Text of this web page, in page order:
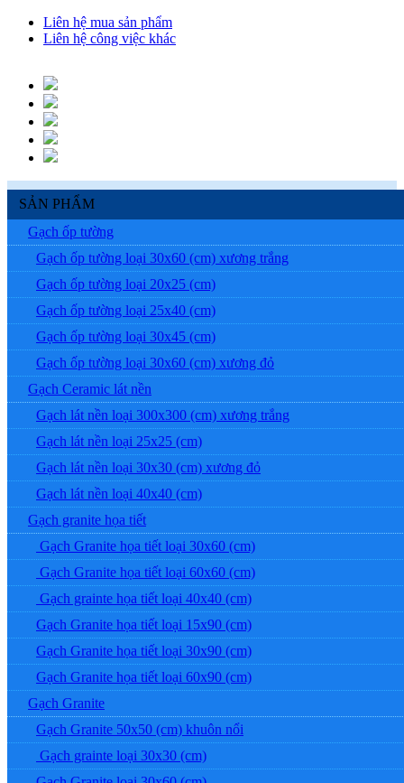
Liên hệ mua sản phẩm
Liên hệ công việc khác
SẢN PHẨM
Gạch ốp tường
Gạch ốp tường loại 30x60 (cm) xương trắng
Gạch ốp tường loại 20x25 (cm)
Gạch ốp tường loại 25x40 (cm)
Gạch ốp tường loại 30x45 (cm)
Gạch ốp tường loại 30x60 (cm) xương đỏ
Gạch Ceramic lát nền
Gạch lát nền loại 300x300 (cm) xương trắng
Gạch lát nền loại 25x25 (cm)
Gạch lát nền loại 30x30 (cm) xương đỏ
Gạch lát nền loại 40x40 (cm)
Gạch granite họa tiết
Gạch Granite họa tiết loại 30x60 (cm)
Gạch Granite họa tiết loại 60x60 (cm)
Gạch grainte họa tiết loại 40x40 (cm)
Gạch Granite họa tiết loại 15x90 (cm)
Gạch Granite họa tiết loại 30x90 (cm)
Gạch Granite họa tiết loại 60x90 (cm)
Gạch Granite
Gạch Granite 50x50 (cm) khuôn nổi
Gạch grainte loại 30x30 (cm)